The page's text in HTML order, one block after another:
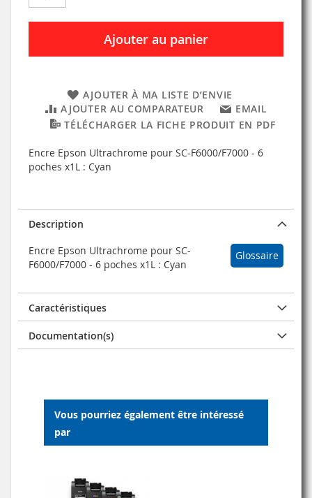
Ajouter au panier
AJOUTER À MA LISTE D’ENVIE
AJOUTER AU COMPARATEUR
EMAIL
TÉLÉCHARGER LA FICHE PRODUIT EN PDF
Encre Epson Ultrachrome pour SC-F6000/F7000 - 6
poches x1L : Cyan
Description
Glossaire
Encre Epson Ultrachrome pour SC-
F6000/F7000 - 6 poches x1L : Cyan
Caractéristiques
Documentation(s)
Vous pourriez également être intéressé
par